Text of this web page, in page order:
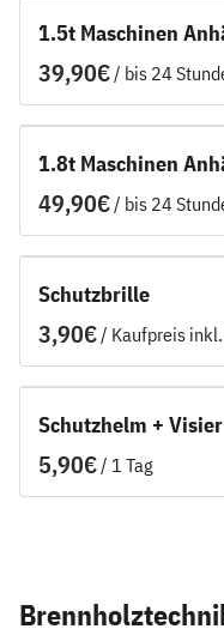
1.5t Maschinen
/
1.8t Maschinen
/
Schutzbrille
/
Schutzhelm +
/